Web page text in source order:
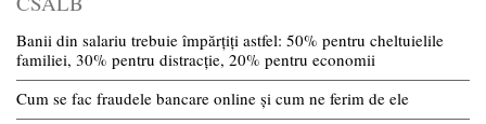
Banii din salariu trebuie împărțiți astfel: 50% pentru cheltuielile
familiei, 30% pentru distracție, 20% pentru economii
Cum se fac fraudele bancare online și cum ne ferim de ele